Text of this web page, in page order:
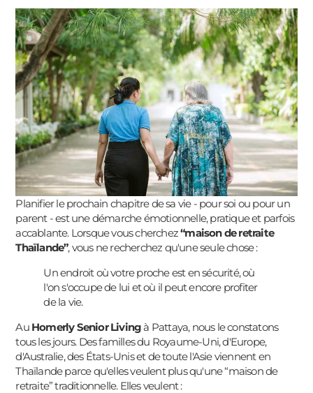
Planifier le prochain chapitre de sa vie - pour soi ou pour un
parent - est une démarche émotionnelle, pratique et parfois
accablante. Lorsque vous cherchez“maison de retraite
Thaïlande”, vous ne recherchez qu'une seule chose :
Un endroit où votre proche est en sécurité, où
l'on s'occupe de lui et où il peut encore profiter
de la vie.
Au Homerly Senior Livingà Pattaya, nous le constatons
tous les jours. Des familles du Royaume-Uni, d'Europe,
d'Australie, des États-Unis et de toute l'Asie viennent en
Thaïlande parce qu'elles veulent plus qu'une “maison de
retraite” traditionnelle. Elles veulent :